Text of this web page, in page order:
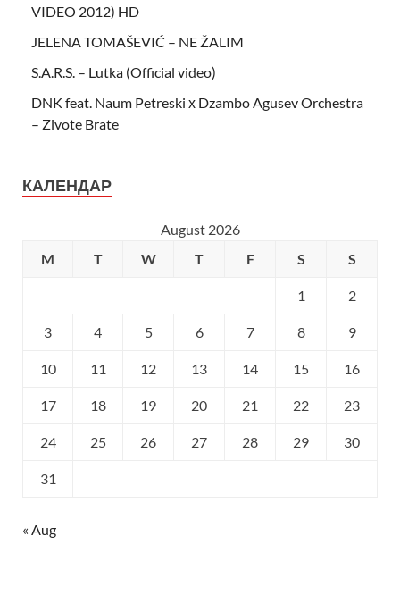
VIDEO 2012) HD
JELENA TOMAŠEVIĆ – NE ŽALIM
S.A.R.S. – Lutka (Official video)
DNK feat. Naum Petreski х Dzambo Agusev Orchestra
– Zivote Brate
КАЛЕНДАР
August 2026
M
T W T F S S
1 2
3 4 5 6 7 8 9
10 11 12 13 14 15 16
17 18 19 20 21 22 23
24 25 26 27 28 29 30
31
« Aug